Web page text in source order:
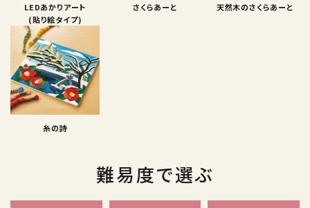
LEDあかりアート
(貼り絵タイプ)
さくらあーと 天然木のさくらあーと
糸の詩
難易度で選ぶ